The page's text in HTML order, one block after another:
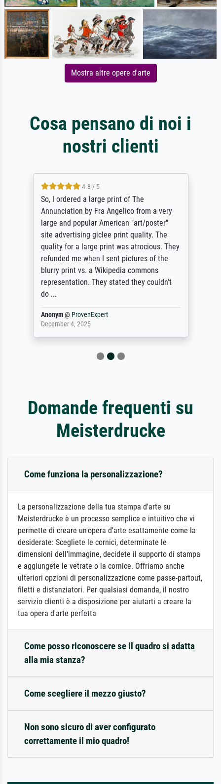
Mostra altre opere d'arte
Cosa pensano di noi i
nostri clienti
4.8 / 5
So, I ordered a large print of The
Annunciation by Fra Angelico from a very
large and popular American "art/poster"
site advertising giclee print quality. The
quality for a large print was atrocious. They
refunded me when I sent pictures of the
blurry print vs. a Wikipedia commons
representation. They stated they couldn't
do ...
Anonym@ ProvenExpert
December 4, 2025
Domande frequenti su
Meisterdrucke
Come funziona la personalizzazione?
La personalizzazione della tua stampa d'arte su
Meisterdrucke è un processo semplice e intuitivo che vi
permette di creare un'opera d'arte esattamente come la
desiderate: Scegliete le cornici, determinate le
dimensioni dell'immagine, decidete il supporto di stampa
e aggiungete le vetrate o la cornice. Offriamo anche
ulteriori opzioni di personalizzazione come passe-partout,
filetti e distanziatori. Per qualsiasi domanda, il nostro
servizio clienti è a disposizione per aiutarti a creare la
tua opera d'arte perfetta
Come posso riconoscere se il quadro si adatta
alla mia stanza?
Come scegliere il mezzo giusto?
Non sono sicuro di aver configurato
correttamente il mio quadro!